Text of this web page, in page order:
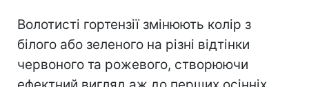
Волотисті гортензії змінюють колір з
білого або зеленого на різні відтінки
червоного та рожевого, створюючи